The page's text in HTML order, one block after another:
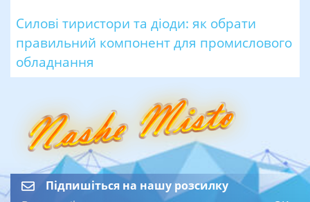
Силові тиристори та діоди: як обрати
правильний компонент для промислового
обладнання
Підпишіться на нашу розсилку